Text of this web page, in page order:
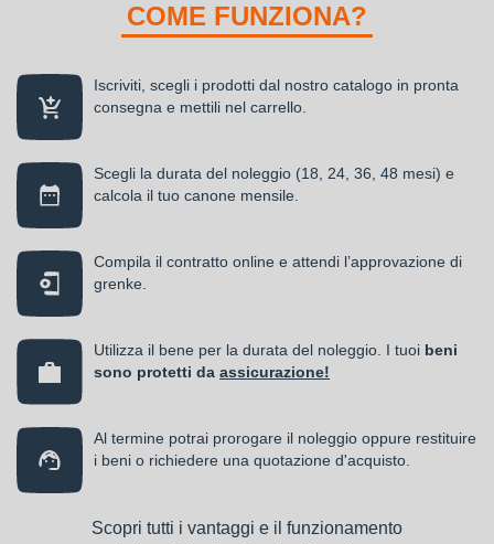
COME FUNZIONA?
Iscriviti, scegli i prodotti dal nostro catalogo in pronta
consegna e mettili nel carrello.
Scegli la durata del noleggio (18, 24, 36, 48 mesi) e
calcola il tuo canone mensile.
Compila il contratto online e attendi l’approvazione di
grenke.
Utilizza il bene per la durata del noleggio. I tuoi beni
sono protetti da assicurazione!
Al termine potrai prorogare il noleggio oppure restituire
i beni o richiedere una quotazione d'acquisto.
Scopri tutti i vantaggi e il funzionamento